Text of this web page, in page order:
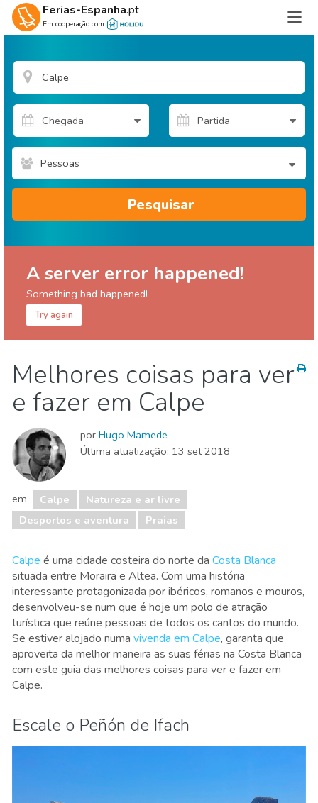
Ferias-Espanha.pt
Em cooperação com
Pessoas
Pesquisar
A server error happened!
Something bad happened!
Try again
Desportos e aventura
Natureza e ar livre Praias
Melhores coisas para ver
e fazer em Calpe
por Hugo Mamede
Última atualização: 13 set 2018
em Calpe
Natureza e ar livre
Desportos e aventura
Praias
Calpe é uma cidade costeira do norte da Costa Blanca
situada entre Moraira e Altea. Com uma história
interessante protagonizada por ibéricos, romanos e mouros,
desenvolveu-se num que é hoje um polo de atração
turística que reúne pessoas de todos os cantos do mundo.
Se estiver alojado numa vivenda em Calpe, garanta que
aproveita da melhor maneira as suas férias na Costa Blanca
com este guia das melhores coisas para ver e fazer em
Calpe.
Escale o Peñón de Ifach